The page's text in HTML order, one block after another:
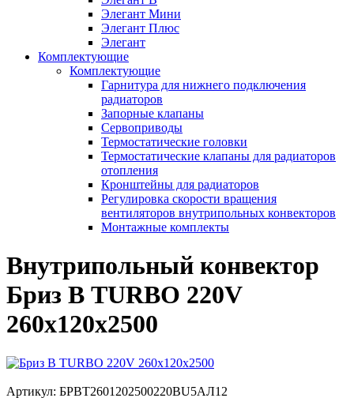
Элегант Мини
Элегант Плюс
Элегант
Комплектующие
Комплектующие
Гарнитура для нижнего подключения
радиаторов
Запорные клапаны
Сервоприводы
Термостатические головки
Термостатические клапаны для радиаторов
отопления
Кронштейны для радиаторов
Регулировка скорости вращения
вентиляторов внутрипольных конвекторов
Монтажные комплекты
Внутрипольный конвектор
Бриз В TURBO 220V
260х120х2500
Артикул: БРВТ2601202500220ВU5АЛ12